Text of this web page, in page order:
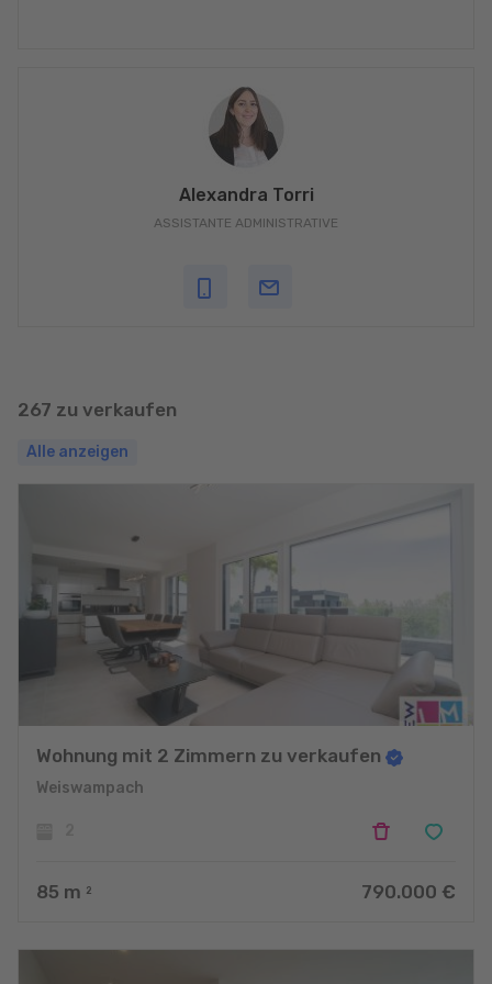
Alexandra Torri
ASSISTANTE ADMINISTRATIVE
267 zu verkaufen
Alle anzeigen
Wohnung mit 2 Zimmern zu verkaufen
Weiswampach
85 m 2 790.000 €